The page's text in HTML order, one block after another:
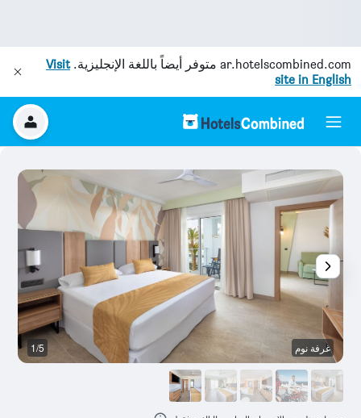
ar.hotelscombined.com متوفر أيضاً باللغة الإنجليزية.Visit
site in English
غرفة نوم 1/5